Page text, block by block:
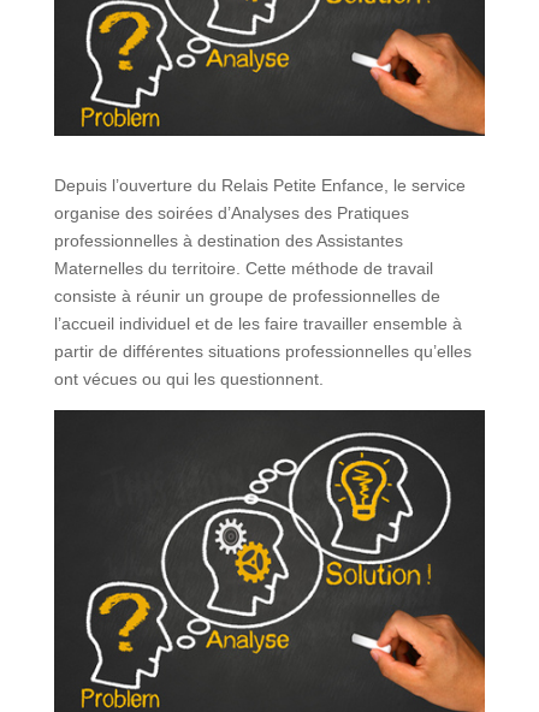
Depuis l’ouverture du Relais Petite Enfance, le service
organise des soirées d’Analyses des Pratiques
professionnelles à destination des Assistantes
Maternelles du territoire. Cette méthode de travail
consiste à réunir un groupe de professionnelles de
l’accueil individuel et de les faire travailler ensemble à
partir de différentes situations professionnelles qu’elles
ont vécues ou qui les questionnent.